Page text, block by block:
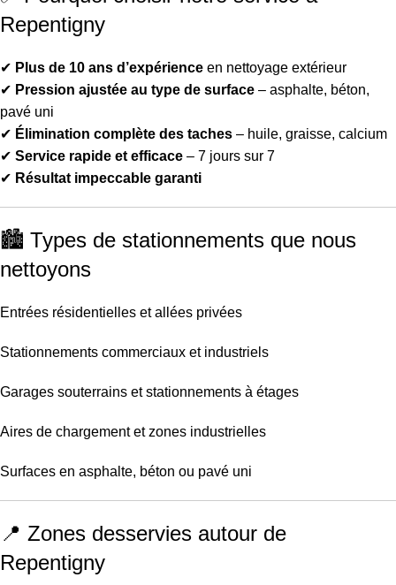
Repentigny
✔ Plus de 10 ans d’expérience en nettoyage extérieur
✔ Pression ajustée au type de surface – asphalte, béton,
pavé uni
✔ Élimination complète des taches – huile, graisse, calcium
✔ Service rapide et efficace – 7 jours sur 7
✔ Résultat impeccable garanti
🏙 Types de stationnements que nous
nettoyons
Entrées résidentielles et allées privées
Stationnements commerciaux et industriels
Garages souterrains et stationnements à étages
Aires de chargement et zones industrielles
Surfaces en asphalte, béton ou pavé uni
📍 Zones desservies autour de
Repentigny